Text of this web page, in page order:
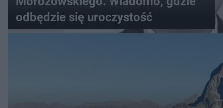
odbędzie się uroczystość